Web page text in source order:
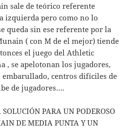
sale de teórico referente
izquierda pero como no lo
queda sin ese referente por la
( con M de el mejor) tiende
el juego del Athletic
, se apelotonan los jugadores,
embarullado, centros difíciles de
de jugadores….
PARA UN PODEROSO
DE MEDIA PUNTA Y UN